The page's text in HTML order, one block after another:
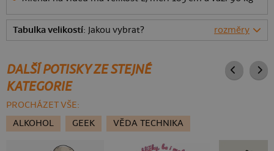
Tabulka velikostí: Jakou vybrat? rozměry
DALŠÍ POTISKY ZE STEJNÉ
KATEGORIE
PROCHÁZET VŠE:
ALKOHOL
GEEK VĚDA TECHNIKA